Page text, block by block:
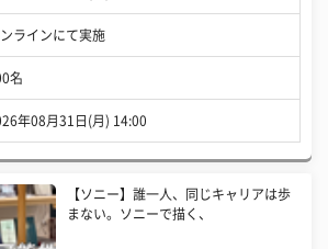
ラインにて実施
名
年08月31日(月) 14:00
【ソニー】誰一人、同じキャリアは歩
まない。ソニーで描く、